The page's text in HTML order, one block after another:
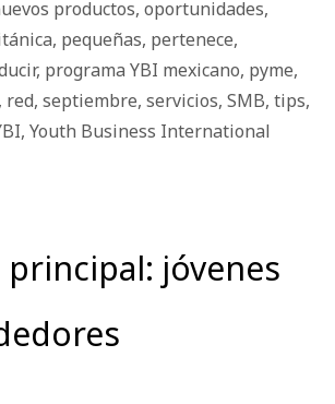
productos, oportunidades,
, pequeñas, pertenece,
, programa YBI mexicano, pyme,
, red, septiembre, servicios, SMB, tips,
, Youth Business International
jóvenes